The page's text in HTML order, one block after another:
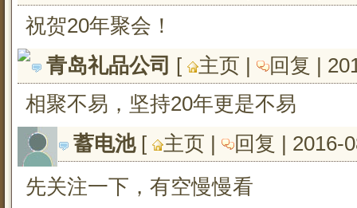
祝贺20年聚会！
青岛礼品公司 [ 主页 | 回复 |
相聚不易，坚持20年更是不易
蓄电池[ 主页 | 回复 | 2016-
先关注一下，有空慢慢看